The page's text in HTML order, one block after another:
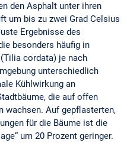
den Asphalt unter ihren
um bis zu zwei Grad Celsius
Ergebnisse des
besonders häufig in
cordata) je nach
unterschiedlich
Kühlwirkung an
die auf offen
wachsen. Auf gepflasterten,
für die Bäume ist die
um 20 Prozent geringer.